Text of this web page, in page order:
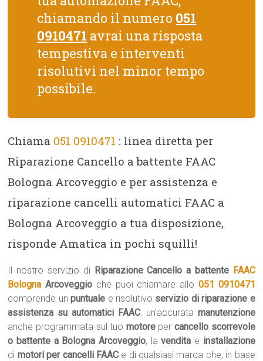
chiamando il numero 051
0910471 avrai una risposta
tempestiva e interventi
risolutivi nel minor tempo
possibile.
Chiama 051 0910471 : linea diretta per
Riparazione Cancello a battente FAAC
Bologna Arcoveggio e per assistenza e
riparazione cancelli automatici FAAC a
Bologna Arcoveggio a tua disposizione,
risponde Amatica in pochi squilli!
Il nostro servizio di Riparazione Cancello a battente FAAC
Bologna Arcoveggio che puoi chiamare allo 051 0910471
comprende unpuntuale e risolutivo servizio di riparazione e
assistenza su automatici FAAC, un’accurata manutenzione
anche programmata sul tuo motoreper cancello scorrevole
o battente a Bologna Arcoveggio, lavendita e installazione
di motori per cancelli FAACe di qualsiasi marca che, in base